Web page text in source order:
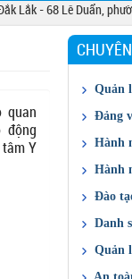
Lắk - 68 Lê Duẩn,
quan
Y
Quản
Chỉ
Giá
Kết
Đảng
Công
Đảng
Đoàn
Hành
Cấp
Cấp
Kế
Danh
KBCB
Hành
Giấy
Quản
Cấp
Đào
Danh
DS
Quản
Báo